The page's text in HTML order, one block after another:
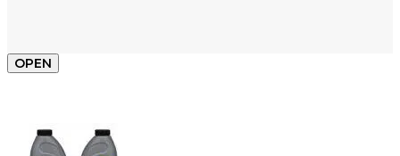
OPEN